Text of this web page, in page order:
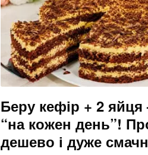
Беру кефір + 2
“на кожен день”!
дешево і дуже